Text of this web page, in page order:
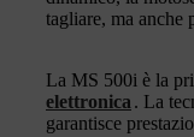
tagliare, ma anche
La MS 500i è la
elettronica . La
garantisce